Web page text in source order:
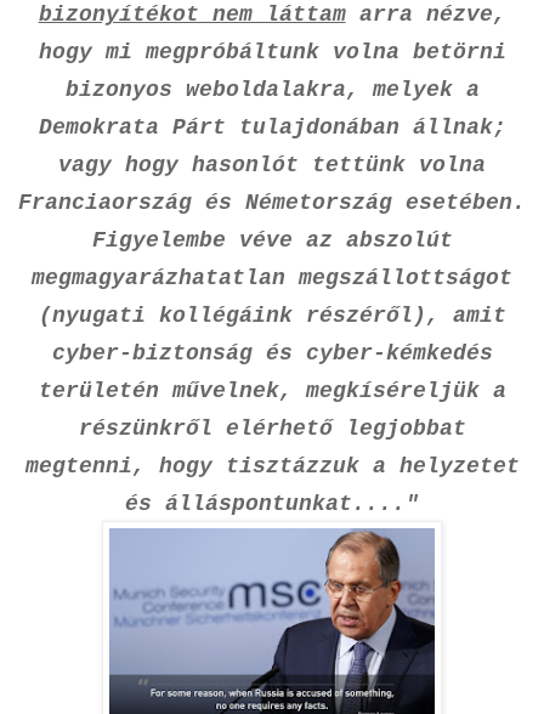
bizonyítékot nem láttamarra nézve,
hogy mi megpróbáltunk volna betörni
bizonyos weboldalakra, melyek a
Demokrata Párt tulajdonában állnak;
vagy hogy hasonlót tettünk volna
Franciaország és Németország esetében.
Figyelembe véve az abszolút
megmagyarázhatatlan megszállottságot
(nyugati kollégáink részéről), amit
cyber-biztonság és cyber-kémkedés
területén művelnek, megkíséreljük a
részünkről elérhető legjobbat
megtenni, hogy tisztázzuk a helyzetet
és álláspontunkat...."